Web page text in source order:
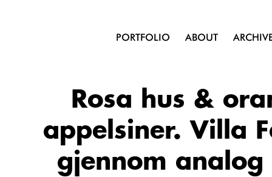
PORTFOLIO ABOUT
Rosa hus &
appelsiner. Villa
gjennom analog